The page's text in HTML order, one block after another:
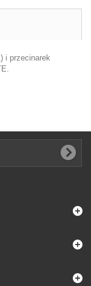
i przecinarek